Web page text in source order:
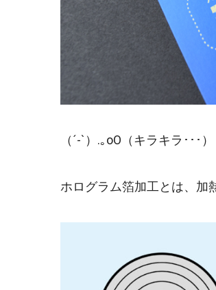
（´-`）.｡oO（キラキラ･･･）
ホログラム箔加工とは、 加